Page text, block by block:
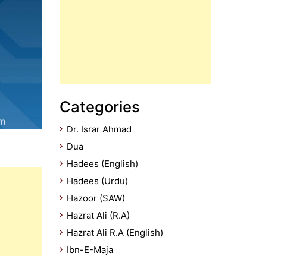
Categories
Dr. Israr Ahmad
Dua
Hadees (English)
Hadees (Urdu)
Hazoor (SAW)
Hazrat Ali (R.A)
Hazrat Ali R.A (English)
Ibn-E-Maja